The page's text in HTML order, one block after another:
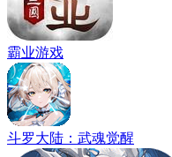
霸业游戏
斗罗大陆：武魂觉醒